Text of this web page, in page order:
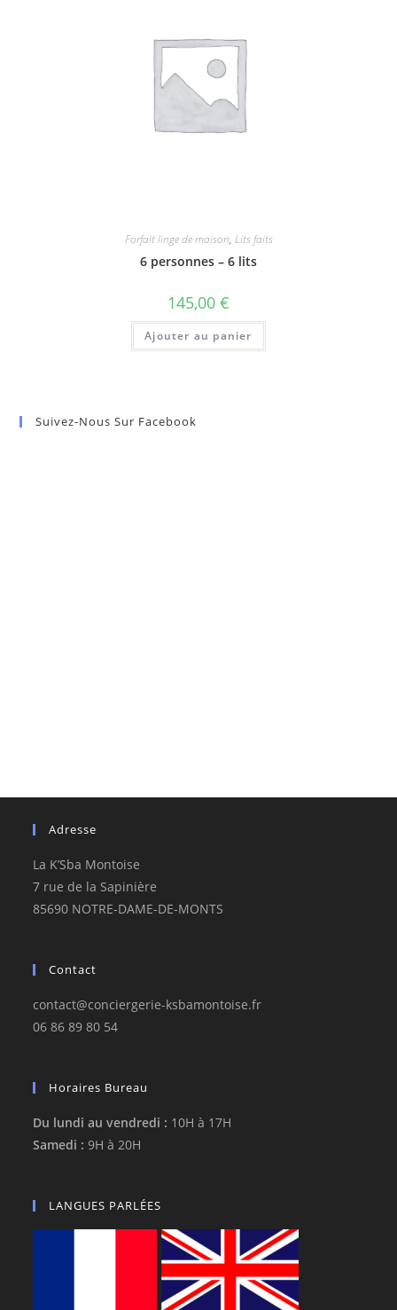
Forfait linge de maison, Lits faits
6 personnes – 6 lits
145,00 €
Ajouter au panier
Suivez-Nous Sur Facebook
Adresse
La K’Sba Montoise
7 rue de la Sapinière
85690 NOTRE-DAME-DE-MONTS
Contact
contact@conciergerie-ksbamontoise.fr
06 86 89 80 54
Horaires Bureau
Du lundi au vendredi : 10H à 17H
Samedi : 9H à 20H
LANGUES PARLÉES